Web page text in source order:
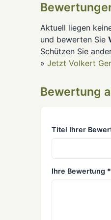
Aktuell liegen
und bewerten Sie
Schützen Sie
» Jetzt Volkert
Bewertung
Titel Ihrer
Ihre Bewertung *